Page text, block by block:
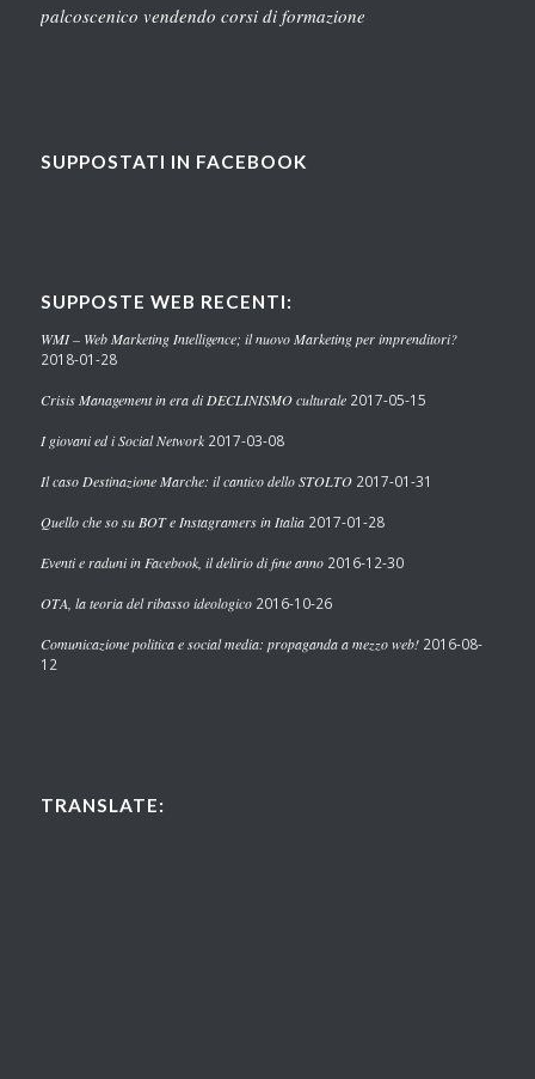
palcoscenico vendendo corsi di formazione
SUPPOSTATI IN FACEBOOK
SUPPOSTE WEB RECENTI:
WMI – Web Marketing Intelligence; il nuovo Marketing per imprenditori?
2018-01-28
Crisis Management in era di DECLINISMO culturale 2017-05-15
I giovani ed i Social Network 2017-03-08
Il caso Destinazione Marche: il cantico dello STOLTO 2017-01-31
Quello che so su BOT e Instagramers in Italia 2017-01-28
Eventi e raduni in Facebook, il delirio di fine anno 2016-12-30
OTA, la teoria del ribasso ideologico 2016-10-26
Comunicazione politica e social media: propaganda a mezzo web! 2016-08-
12
TRANSLATE: